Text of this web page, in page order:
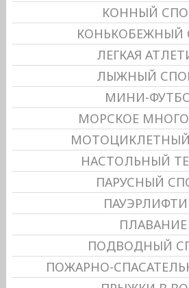
КОННЫЙ
КОНЬКОБЕЖНЫЙ
ЛЕГКАЯ
ЛЫЖНЫЙ
МИНИ-
МОРСКОЕ
НАСТОЛЬНЫЙ
ПАРУСНЫЙ
ПЛАВАНИЕ
ПОДВОДНЫЙ
ПОЖАРНО-